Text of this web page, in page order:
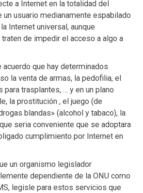
a Internet en la totalidad del
un usuario medianamente espabilado
Internet universal, aunque
de impedir el acceso a algo a
que hay determinados
la venta de armas, la pedofilia, el
para trasplantes, … y en un plano
la prostitución , el juego (de
blandas» (alcohol y tabaco), la
seria conveniente que se adoptara
cumplimiento por Internet en
un organismo legislador
dependiente de la ONU como
legisle para estos servicios que